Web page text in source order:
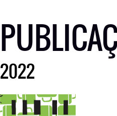
2022